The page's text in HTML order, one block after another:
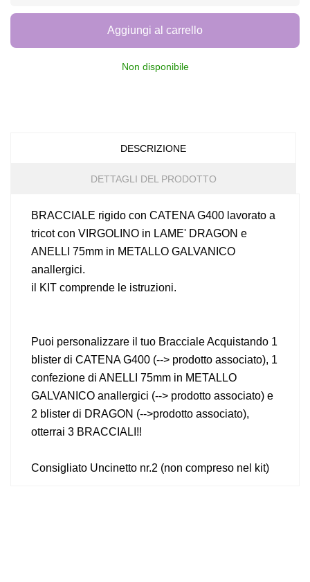
Aggiungi al carrello
Non disponibile
DESCRIZIONE
DETTAGLI DEL PRODOTTO
BRACCIALE rigido con CATENA G400 lavorato a
tricot con VIRGOLINO in LAME' DRAGON e
ANELLI 75mm in METALLO GALVANICO
anallergici.
il KIT comprende le istruzioni.
Puoi personalizzare il tuo Bracciale Acquistando 1
blister di CATENA G400 (--> prodotto associato), 1
confezione di ANELLI 75mm in METALLO
GALVANICO anallergici (--> prodotto associato) e
2 blister di DRAGON (-->prodotto associato),
otterrai 3 BRACCIALI!!
Consigliato Uncinetto nr.2 (non compreso nel kit)